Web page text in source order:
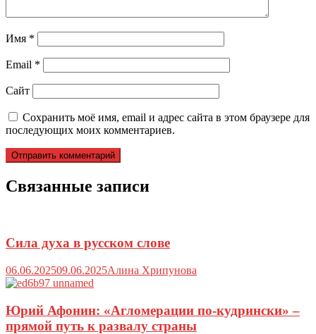
Имя *
Email *
Сайт
Сохранить моё имя, email и адрес сайта в этом браузере для
последующих моих комментариев.
Связанные записи
Сила духа в русском слове
06.06.202509.06.2025Алина Хрипунова
Юрий Афонин: «Агломерации по-кудрински» –
прямой путь к развалу страны